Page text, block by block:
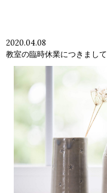
2020.04.08
教室の臨時休業につきまして